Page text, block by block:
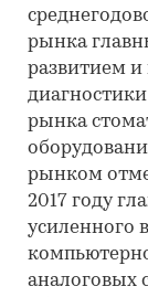
рынка
развитием
рынка
рынком
2017 году
усиленного
аналоговых